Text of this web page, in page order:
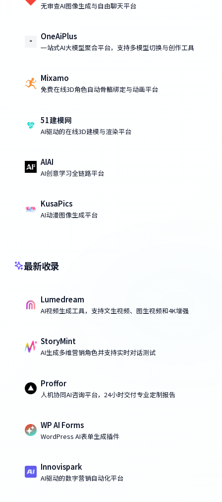
无审查AI图像生成与自由聊天平台
OneAiPlus
一站式AI大模型聚合平台，支持多模型切换与创作工具
Mixamo
免费在线3D角色自动骨骼绑定与动画平台
51建模网
AI驱动的在线3D建模与渲染平台
AIAI
AI创意学习全链路平台
KusaPics
AI动漫图像生成平台
最新收录
Lumedream
AI视频生成工具，支持文生视频、图生视频和4K增强
StoryMint
AI生成多维营销角色并支持实时对话测试
Proffor
人机协同AI咨询平台，24小时交付专业定制报告
WP AI Forms
WordPress AI表单生成插件
Innovispark
AI驱动的数字营销自动化平台